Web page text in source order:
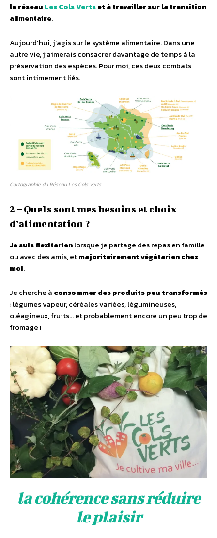
le réseau Les Cols Vertset à travailler sur la transition
alimentaire.
Aujourd’hui, j’agis sur le système alimentaire. Dans une
autre vie, j’aimerais consacrer davantage de temps à la
préservation des espèces. Pour moi, ces deux combats
sont intimement liés.
Cartographie du Réseau Les Cols verts
2 – Quels sont mes besoins et choix
d’alimentation ?
Je suis flexitarienlorsque je partage des repas en famille
ou avec des amis, etmajoritairement végétarien chez
moi.
Je cherche à consommer des produits peu transformés
: légumes vapeur, céréales variées, légumineuses,
oléagineux, fruits… et probablement encore un peu trop de
fromage !
la cohérence sans réduire
le plaisir